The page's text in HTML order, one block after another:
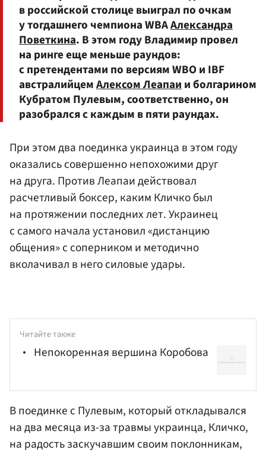
в российской столице выиграл по очкам
у тогдашнего чемпиона WBAАлександра
Поветкина. В этом году Владимир провел
на ринге еще меньше раундов:
с претендентами по версиям WBO и IBF
австралийцемАлексом Леапаии болгарином
Кубратом Пулевым, соответственно, он
разобрался с каждым в пяти раундах.
При этом два поединка украинца в этом году
оказались совершенно непохожими друг
на друга. Против Леапаи действовал
расчетливый боксер, каким Кличко был
на протяжении последних лет. Украинец
с самого начала установил «дистанцию
общения» с соперником и методично
вколачивал в него силовые удары.
Читайте также
Непокоренная вершина Коробова
В поединке с Пулевым, который откладывался
на два месяца из-за травмы украинца, Кличко,
на радость заскучавшим своим поклонникам,